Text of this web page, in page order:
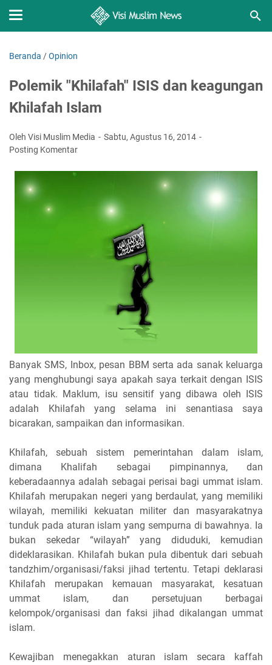
Beranda /Opinion
Polemik "Khilafah" ISIS dan keagungan
Khilafah Islam
Oleh Visi Muslim Media
Sabtu, Agustus 16, 2014
Posting Komentar
Banyak SMS, Inbox, pesan BBM serta ada sanak keluarga
yang menghubungi saya apakah saya terkait dengan ISIS
atau tidak. Maklum, isu sensitif yang dibawa oleh ISIS
adalah Khilafah yang selama ini senantiasa saya
bicarakan, sampaikan dan informasikan.
Khilafah, sebuah sistem pemerintahan dalam islam,
dimana Khalifah sebagai pimpinannya, dan
keberadaannya adalah sebagai perisai bagi ummat islam.
Khilafah merupakan negeri yang berdaulat, yang memiliki
wilayah, memiliki kekuatan militer dan masyarakatnya
tunduk pada aturan islam yang sempurna di bawahnya. Ia
bukan sekedar “wilayah” yang diduduki, kemudian
dideklarasikan. Khilafah bukan pula dibentuk dari sebuah
tandzhim/organisasi/faksi jihad tertentu. Tetapi deklarasi
Khilafah merupakan kemauan masyarakat, kesatuan
ummat islam, dan persetujuan berbagai
kelompok/organisasi dan faksi jihad dikalangan ummat
islam.
Kewajiban menegakkan aturan islam secara kaffah